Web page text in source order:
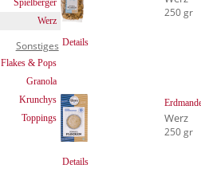
Werz
Sonstiges
Flakes & Pops
Granola
Krunchys
Toppings
Details
250 gr
Details
Werz
250 gr